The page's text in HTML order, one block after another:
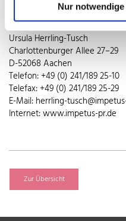
Nur
Pressekontakt
impetus.PR
Ursula Herrling-Tusch
Charlottenburger Allee 27–29
D-52068 Aachen
Telefon: +49 (0) 241/189 25-10
Telefax: +49 (0) 241/189 25-29
E-Mail: herrling-
Internet: www.impetus-pr.de
Zur Übersicht